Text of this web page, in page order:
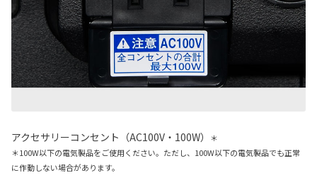
アクセサリーコンセント（AC100V・100W）
＊
＊100W以下の電気製品をご使用ください。ただし、100W以下の電気製品でも正常
に作動しない場合があります。